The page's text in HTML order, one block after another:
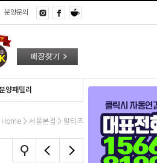
분양문의
양패밀리
Home > 서울본점 > 말티즈